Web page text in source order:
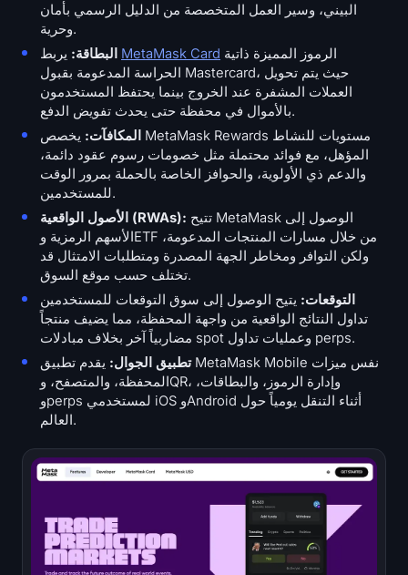
البيني، وسير العمل المتخصصة من الدليل الرسمي بأمان
وحرية.
البطاقة: MetaMask Card
الحراسة المدعومة بقبول Mastercard، حيث يتم تحويل
العملات المشفرة عند الخروج بينما يحتفظ المستخدمون
بالأموال في محفظة حتى يحدث تفويض الدفع.
المكافآت: يخصص MetaMask Rewards مستويات للنشاط
المؤهل، مع فوائد محتملة مثل خصومات رسوم عقود دائمة،
والدعم ذي الأولوية، والحوافز الخاصة بالحملة بمرور الوقت
للمستخدمين.
الأصول الواقعية (RWAs):
الأسهم الرمزية وETF من خلال مسارات المنتجات المدعومة،
ولكن التوافر ومخاطر الجهة المصدرة ومتطلبات الامتثال قد
تختلف حسب موقع السوق.
التوقعات: يتيح الوصول إلى سوق التوقعات للمستخدمين
تداول النتائج الواقعية من واجهة المحفظة، مما يضيف منتجاً
مضاربياً آخر بخلاف مبادلات spot وعمليات تداول perps.
تطبيق الجوال: يقدم تطبيق MetaMask Mobile نفس ميزات
المحفظة، والمتصفح، وQR، وإدارة الرموز، والبطاقات،
وperps لمستخدمي iOS وAndroid أثناء التنقل يومياً حول
العالم.